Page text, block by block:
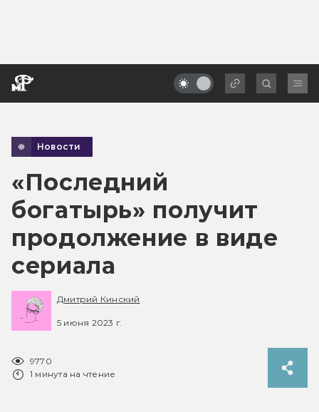
Новости
«Последний
богатырь» получит
продолжение в виде
сериала
Дмитрий Кинский
5 июня 2023 г.
9770
1 минута на чтение